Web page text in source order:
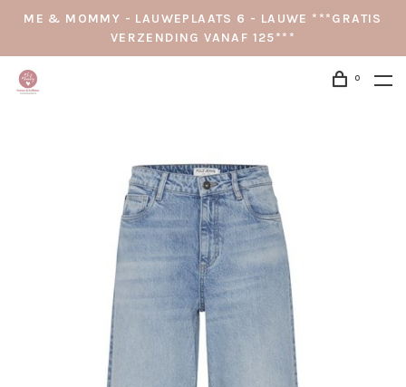
ME & MOMMY - LAUWEPLAATS 6 - LAUWE ***GRATIS
VERZENDING VANAF 125***
0